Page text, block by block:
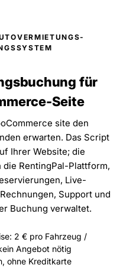
für
Seite
site den
erwarten. Das Script
Ihrer Website; die
RentingPal-Plattform,
Live-
Support und
Buchung verwaltet.
2 € pro Fahrzeug /
Angebot nötig
ohne Kreditkarte